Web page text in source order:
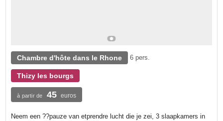
Chambre d'hôte dans le Rhone 6 pers.
Thizy les bourgs
à partir de 45 euros
Neem een ??pauze van etprendre lucht die je zei, 3 slaapkamers in